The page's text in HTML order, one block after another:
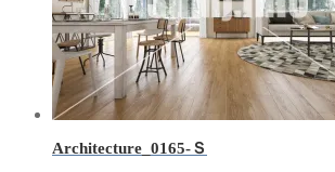
Architecture_0165-Ｓ